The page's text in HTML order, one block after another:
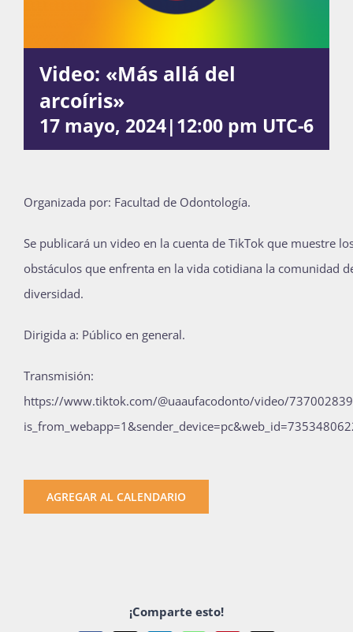
La Boletina
Recursos
Video: «Más allá del
arcoíris»
17 mayo, 2024|12:00 pm UTC-6
Organizada por: Facultad de Odontología.
Se publicará un video en la cuenta de TikTok que muestre
obstáculos que enfrenta en la vida cotidiana la comunidad
diversidad.
Dirigida a: Público en general.
Transmisión:
https://www.tiktok.com/@uaaufacodonto/video/
AGREGAR AL CALENDARIO
¡Comparte esto!